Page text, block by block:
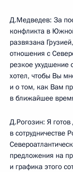
Д.Медведев: За
конфликта в
развязана
отношения с
резкое
хотел, чтобы Вы
и о том, как Вам
в ближайшее
Д.Рогозин: Я
в сотрудничестве
предложения на
и графика этого